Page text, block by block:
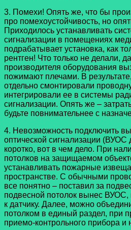
3. Помехи! Опять же, что бы
про помехоустойчивость, но
Приходилось устанавливать
сигнализации в помещениях
подрабатывает установка, как
рентген! Что только не делали,
производителя оборудования
пожимают плечами. В
отдельно смонтировали
интегрировали ее в системы
сигнализации. Опять же –
будьте повнимательнее с
4. Невозможность подключить
оптической сигнализации (ВУОС
коротко, вот в чем дело. При
потолков на защищаемом
устанавливать пожарные
пространстве. С обычными
все понятно – поставил за
подвесной потолок вынес ВУОС,
к датчику. Далее, можно
потолком в единый раздел, при
приемо-контрольного прибора и